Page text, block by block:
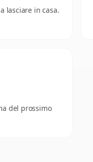
lasciare in casa.
del prossimo